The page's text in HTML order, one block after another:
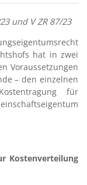
und V ZR 87/23
hat in zwei
Voraussetzungen
– den einzelnen
für
Kostenverteilung